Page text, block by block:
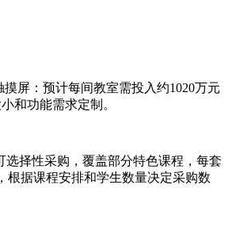
屏：预计每间教室需投入约1020万元
和功能需求定制。
选择性采购，覆盖部分特色课程，每套
根据课程安排和学生数量决定采购数